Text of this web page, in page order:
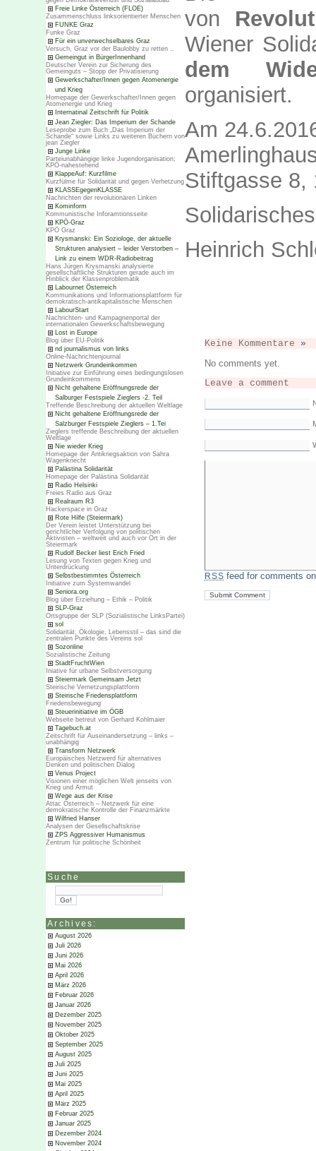
Freie Linke Österreich (FLOE)
Zusammenschluss linksorientierter Menschen
FUNKE Graz
Funke Graz
Für ein unverwechselbares Graz
Versuch, Graz vor der Baulobby zu retten ..
Gemeingut in BürgerInnenhand
Deutscher Verein zur Sicherung des
Gemeinguts – Stopp der Privatisierung
Gewerkschafter/Innen gegen Atomenergie
und Krieg
Homepage der Gewerkschafter/Innen gegen
Atomenergie und Krieg
Internatinal Zeitschrift für Politik
Jean Ziegler: Das Imperium der Schande
Leseprobe zum Buch „Das Imperium der
Schande“ sowie Links zu weiteren Büchern von
jean Ziegler
Junge Linke
Parteiunabhängige linke Jugendorganisation;
KPÖ-nahestehend
KlappeAuf: Kurzfilme
Kurzfülme für Solidarität und gegen Verhetzung
KLASSEgegenKLASSE
Nachrichten der revolutionären Linken
Kominform
Kommunistische Inforamtionsseite
KPÖ-Graz
KPÖ Graz
Krysmanski: Ein Soziologe, der aktuelle
Strukturen analysiert – leider Verstorben –
Link zu einem WDR-Radiobeitrag
Hans Jürgen Krysmanski analysierte
gesellschaftliche Strukturen gerade auch im
Hinblick der Klassenproblematik
Labournet Österreich
Kommunikations und Informationsplattform für
demokratisch-antikapitalistische Menschen
LabourStart
Nachrichten- und Kampagnenportal der
internationalen Gewerkschaftsbewegung
Lost in Europe
Blog über EU-Politik
nd journalismus von links
Online-Nachrichtenjournal
Netzwerk Grundeinkommen
Initiative zur Einführung eines bedingungslosen
Grundeinkommens
Nicht gehaltene Eröffnungsrede der
Salburger Festspiele Zieglers -2. Teil
Treffende Beschreibung der aktuellen Weltlage
Nicht gehaltene Eröffnungsrede der
Salzburger Festspiele Zieglers – 1.Tei
Zieglers treffende Beschreibung der aktuellen
Weltlage
Nie wieder Krieg
Homepage der Antikriegsaktion von Sahra
Wagenknecht
Palästina Solidarität
Homepage der Palästina Solidarität
Radio Helsinki
Freies Radio aus Graz
Realraum R3
Hackerspace in Graz
Rote Hilfe (Steiermark)
Der Verein leistet Unterstützung bei
gerichtlicher Verfolgung von politischen
Aktivisten – weltweit und auch vor Ort in der
Steiermark
Rudolf Becker liest Erich Fried
Lesung von Texten gegen Krieg und
Unterdrückung
Selbstbestimmtes Österreich
Initiative zum Systemwandel
Seniora.org
Blog über Erziehung – Ethik – Politik
SLP-Graz
Ortsgruppe der SLP (Sozialistische LinksPartei)
sol
Solidarität, Ökologie, Lebensstil – das sind die
zentralen Punkte des Vereins sol
Sozonline
Sozialistische Zeitung
StadtFruchtWien
Iniative für urbane Selbstversorgung
Steiermark Gemeinsam Jetzt
Steirische Vernetzungsplattform
Steirische Friedensplattform
Friedensbewegung
Steuerinitiative im ÖGB
Webseite betreut von Gerhard Kohlmaier
Tagebuch.at
Zeitschrift für Auseinandersetzung – links –
unabhängig
Transform Netzwerk
Europäisches Netzwerd für alternatives
Denken und politischen Dialog
Venus Project
Visionen einer möglichen Welt jenseits von
Krieg und Armut
Wege aus der Krise
Attac Österreich – Netzwerk für eine
demokratische Kontrolle der Finanzmärkte
Wilfried Hanser
Analysen der Gesellschaftskrise
ZPS Aggressiver Humanismus
Zentrum für politische Schönheit
Suche
Archives:
August 2026
Juli 2026
Juni 2026
Mai 2026
April 2026
März 2026
Februar 2026
Januar 2026
Dezember 2025
November 2025
Oktober 2025
September 2025
August 2025
Juli 2025
Juni 2025
Mai 2025
April 2025
März 2025
Februar 2025
Januar 2025
Dezember 2024
November 2024
von
Wiener
dem
organisiert.
Am
Stiftgasse 8,
Heinrich
Keine Kommentare »
No comments yet.
Leave a comment
RSS feed for comments